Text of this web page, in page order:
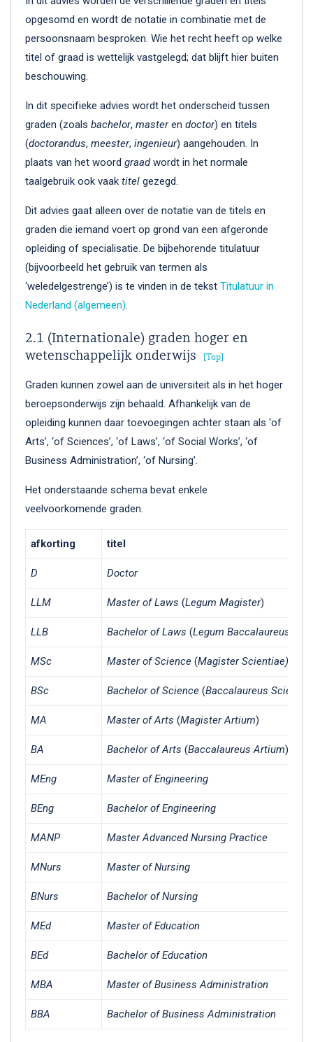
opgesomd en wordt de notatie in combinatie met de
persoonsnaam besproken. Wie het recht heeft op welke
titel of graad is wettelijk vastgelegd; dat blijft hier buiten
beschouwing.
In dit specifieke advies wordt het onderscheid tussen
graden (zoals bachelor, masteren doctor) en titels
(doctorandus, meester, ingenieur) aangehouden. In
plaats van het woord graadwordt in het normale
taalgebruik ook vaak titel gezegd.
Dit advies gaat alleen over de notatie van de titels en
graden die iemand voert op grond van een afgeronde
opleiding of specialisatie. De bijbehorende titulatuur
(bijvoorbeeld het gebruik van termen als
‘weledelgestrenge’) is te vinden in de tekst Titulatuur in
Nederland (algemeen).
2.1 (Internationale) graden hoger en
wetenschappelijk onderwijs
Top
Graden kunnen zowel aan de universiteit als in het hoger
beroepsonderwijs zijn behaald. Afhankelijk van de
opleiding kunnen daar toevoegingen achter staan als ‘of
Arts’, ‘of Sciences’, ‘of Laws’, ‘of Social Works’, ‘of
Business Administration’, ‘of Nursing’.
Het onderstaande schema bevat enkele
veelvoorkomende graden.
afkorting titel
D Doctor
LLM Master of Laws (Legum Magister)
LLB Bachelor of Laws (Legum Baccalaureus
MSc Master of Science (Magister Scientiae)
BSc Bachelor of Science (Baccalaureus
MA Master of Arts (Magister Artium)
BA Bachelor of Arts (Baccalaureus Artium)
MEng Master of Engineering
BEng Bachelor of Engineering
MANP Master Advanced Nursing Practice
MNurs Master of Nursing
BNurs Bachelor of Nursing
MEd Master of Education
BEd Bachelor of Education
MBA Master of Business Administration
BBA Bachelor of Business Administration